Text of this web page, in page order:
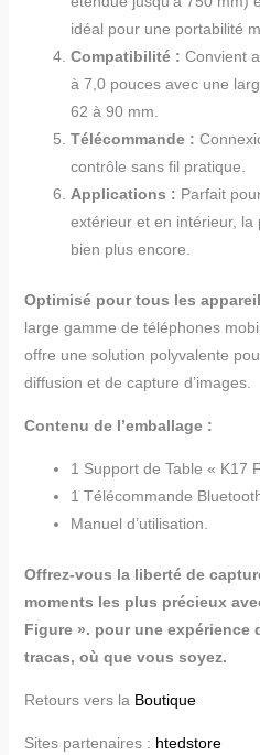
idéal pour une portabilité
Compatibilité : Convient
à 7,0 pouces avec une
62 à 90 mm.
Télécommande :
contrôle sans fil pratique.
Applications : Parfait
extérieur et en intérieur,
bien plus encore.
Optimisé pour tous les
large gamme de téléphones
offre une solution polyvalente
diffusion et de capture d’images.
Contenu de l’emballage :
1 Support de Table « K17
1 Télécommande
Manuel d’utilisation.
Offrez-vous la liberté de
moments les plus précieux
Figure ». pour une
tracas, où que vous soyez.
Retours vers la Boutique
Sites partenaires : htedstore